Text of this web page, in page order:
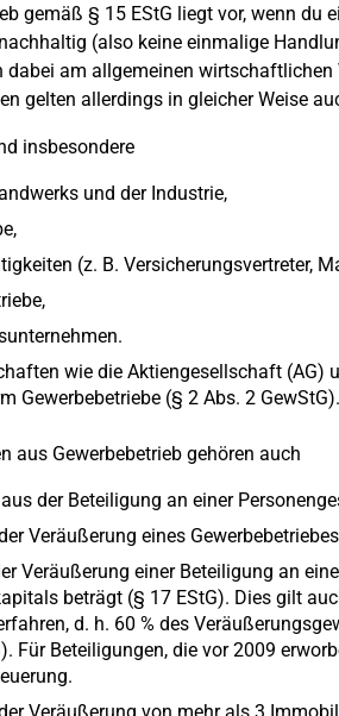
gemäß § 15 EStG liegt vor, wenn
(also keine einmalige
dabei am allgemeinen
gelten allerdings in gleicher Weise
insbesondere
und der Industrie,
(z. B. Versicherungsvertreter,
wie die Aktiengesellschaft
Gewerbebetriebe (§ 2 Abs. 2 GewStG).
aus Gewerbebetrieb gehören auch
der Beteiligung an einer
Veräußerung eines
Veräußerung einer Beteiligung an
beträgt (§ 17 EStG). Dies gilt
d. h. 60 % des
Für Beteiligungen, die vor 2009